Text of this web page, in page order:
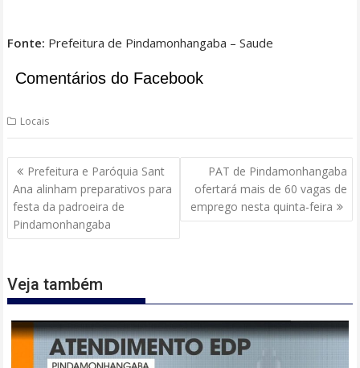
Fonte: Prefeitura de Pindamonhangaba – Saude
Comentários do Facebook
Locais
Navegação
de
Post
Prefeitura e Paróquia Sant
Ana alinham preparativos para
festa da padroeira de
Pindamonhangaba
PAT de Pindamonhangaba
ofertará mais de 60 vagas de
emprego nesta quinta-feira
Veja também